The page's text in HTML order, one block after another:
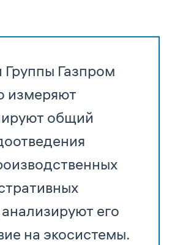
Газпром
измеряют
общий
его
на экосистемы.